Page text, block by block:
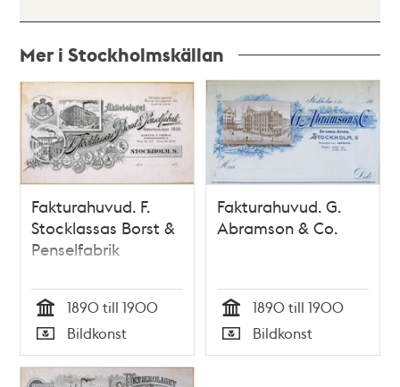
Mer i Stockholmskällan
Relaterade
poster
och
teman
Fakturahuvud. F.
Stocklassas Borst &
Penselfabrik
Tid
1890 till 1900
Typ
Bildkonst
Fakturahuvud. G.
Abramson & Co.
Tid
1890 till 1900
Typ
Bildkonst